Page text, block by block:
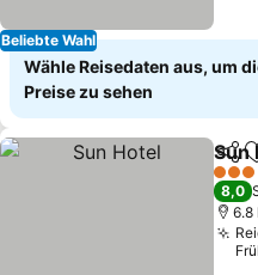
Beliebte Wahl
Wähle Reisedaten aus, um
Preise zu sehen
Sun
3
8,0
6.8